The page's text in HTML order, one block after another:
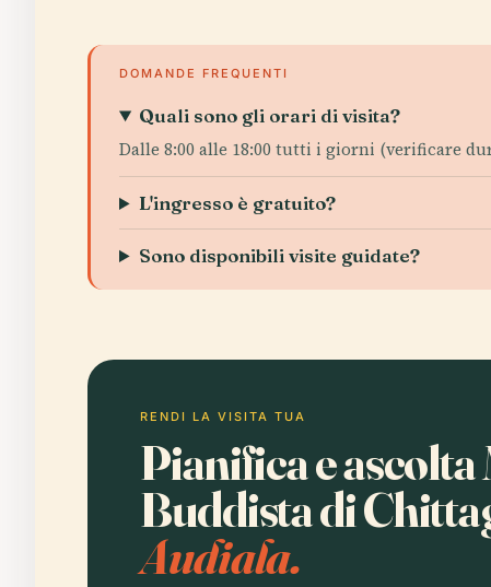
DOMANDE FREQUENTI
Quali sono gli orari di visita?
Dalle 8:00 alle 18:00 tutti i giorni (verificare
L'ingresso è gratuito?
Sono disponibili visite guidate?
RENDI LA VISITA TUA
Pianifica e
Buddista di
Audiala.